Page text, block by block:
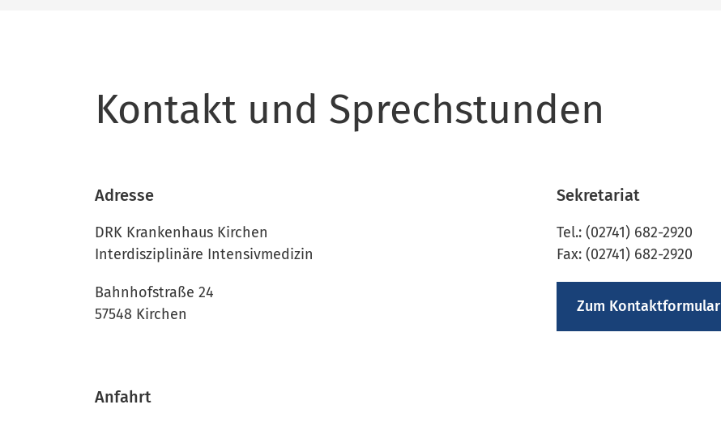
Kontakt und Sprechstunden
Adresse
DRK Krankenhaus Kirchen
Interdisziplinäre Intensivmedizin
Bahnhofstraße 24
57548 Kirchen
Sekretariat
Tel.: (02741) 682-2920
Fax: (02741) 682-2920
Zum Kontaktformular
Anfahrt